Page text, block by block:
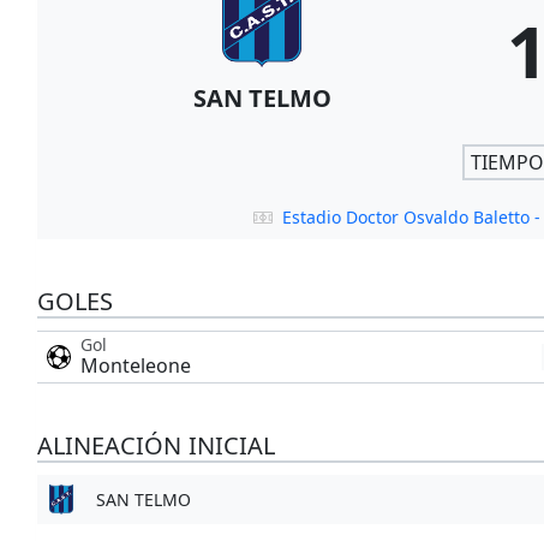
SAN TELMO 1
Estadio Doctor Osvaldo Baletto -
GOLES
Gol
Monteleone
ALINEACIÓN INICIAL
SAN TELMO